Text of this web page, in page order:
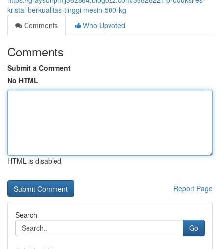
kristal-berkualitas-tinggi-mesin-500-kg
Comments
Who Upvoted
Comments
Submit a Comment
No HTML
HTML is disabled
Report Page
Search
Go